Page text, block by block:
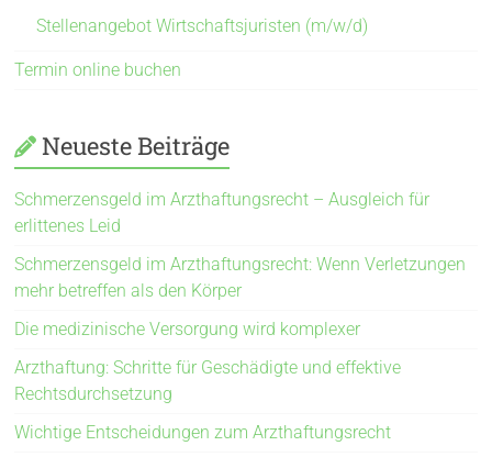
Stellenangebot Wirtschaftsjuristen (m/w/d)
Termin online buchen
Neueste Beiträge
Schmerzensgeld im Arzthaftungsrecht – Ausgleich für
erlittenes Leid
Schmerzensgeld im Arzthaftungsrecht: Wenn Verletzungen
mehr betreffen als den Körper
Die medizinische Versorgung wird komplexer
Arzthaftung: Schritte für Geschädigte und effektive
Rechtsdurchsetzung
Wichtige Entscheidungen zum Arzthaftungsrecht